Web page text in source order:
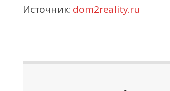
Источник: dom2reality.ru